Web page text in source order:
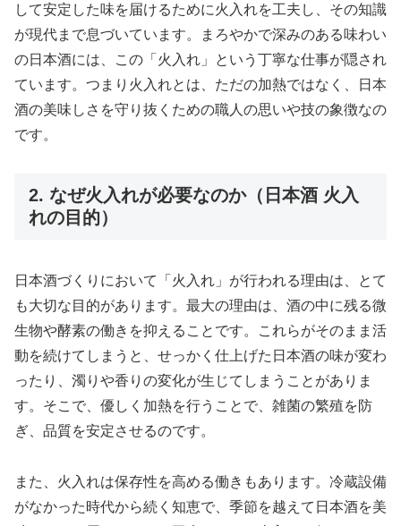
して安定した味を届けるために火入れを工夫し、その知識
が現代まで息づいています。まろやかで深みのある味わい
の日本酒には、この「火入れ」という丁寧な仕事が隠され
ています。つまり火入れとは、ただの加熱ではなく、日本
酒の美味しさを守り抜くための職人の思いや技の象徴なの
です。
2. なぜ火入れが必要なのか（日本酒 火入
れの目的）
日本酒づくりにおいて「火入れ」が行われる理由は、とて
も大切な目的があります。最大の理由は、酒の中に残る微
生物や酵素の働きを抑えることです。これらがそのまま活
動を続けてしまうと、せっかく仕上げた日本酒の味が変わ
ったり、濁りや香りの変化が生じてしまうことがありま
す。そこで、優しく加熱を行うことで、雑菌の繁殖を防
ぎ、品質を安定させるのです。
また、火入れは保存性を高める働きもあります。冷蔵設備
がなかった時代から続く知恵で、季節を越えて日本酒を美